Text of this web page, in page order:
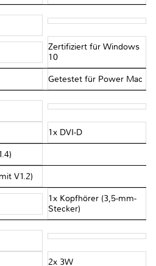
Zertifiziert für Windows
10
Getestet für Power Mac
1x DVI-D
V1.2)
1x Kopfhörer (3,5-mm-
Stecker)
2x 3W